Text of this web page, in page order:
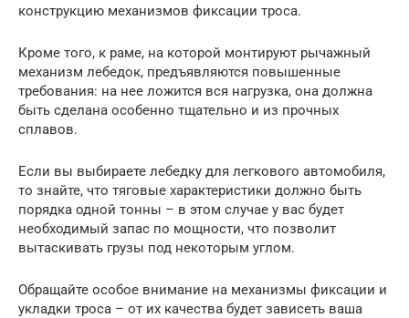
конструкцию механизмов фиксации троса.
Кроме того, к раме, на которой монтируют рычажный
механизм лебедок, предъявляются повышенные
требования: на нее ложится вся нагрузка, она должна
быть сделана особенно тщательно и из прочных
сплавов.
Если вы выбираете лебедку для легкового автомобиля,
то знайте, что тяговые характеристики должно быть
порядка одной тонны – в этом случае у вас будет
необходимый запас по мощности, что позволит
вытаскивать грузы под некоторым углом.
Обращайте особое внимание на механизмы фиксации и
укладки троса – от их качества будет зависеть ваша